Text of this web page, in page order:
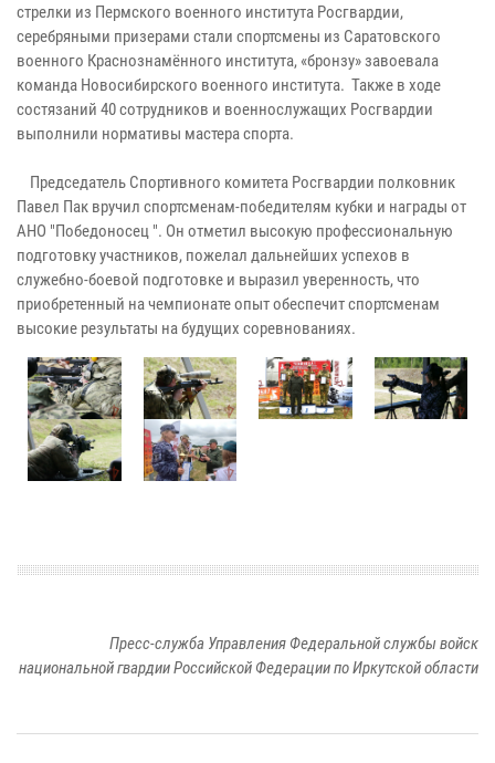
стрелки из Пермского военного института Росгвардии,
серебряными призерами стали спортсмены из Саратовского
военного Краснознамённого института, «бронзу» завоевала
команда Новосибирского военного института. Также в ходе
состязаний 40 сотрудников и военнослужащих Росгвардии
выполнили нормативы мастера спорта.
Председатель Спортивного комитета Росгвардии полковник
Павел Пак вручил спортсменам-победителям кубки и награды от
АНО "Победоносец ". Он отметил высокую профессиональную
подготовку участников, пожелал дальнейших успехов в
служебно-боевой подготовке и выразил уверенность, что
приобретенный на чемпионате опыт обеспечит спортсменам
высокие результаты на будущих соревнованиях.
Пресс-служба Управления Федеральной службы войск
национальной гвардии Российской Федерации по Иркутской области